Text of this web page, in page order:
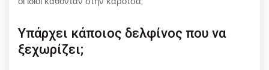
Υπάρχει κάποιος δελφίνος που να
ξεχωρίζει;